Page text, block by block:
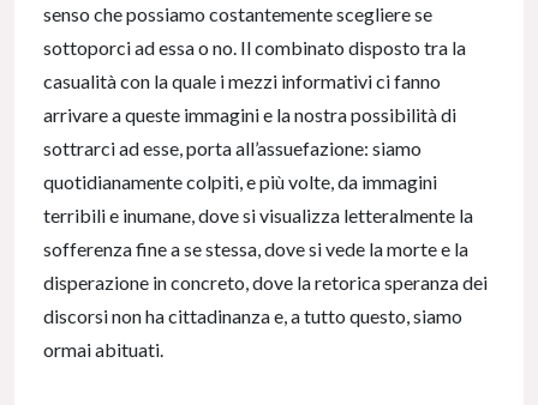
senso che possiamo costantemente scegliere se
sottoporci ad essa o no. Il combinato disposto tra la
casualità con la quale i mezzi informativi ci fanno
arrivare a queste immagini e la nostra possibilità di
sottrarci ad esse, porta all’assuefazione: siamo
quotidianamente colpiti, e più volte, da immagini
terribili e inumane, dove si visualizza letteralmente la
sofferenza fine a se stessa, dove si vede la morte e la
disperazione in concreto, dove la retorica speranza dei
discorsi non ha cittadinanza e, a tutto questo, siamo
ormai abituati.